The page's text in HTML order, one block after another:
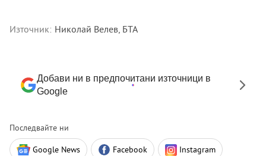
Източник: Николай Велев, БТА
Добави ни в предпочитани източници в
Google
Последвайте ни
Google News Facebook Instagram